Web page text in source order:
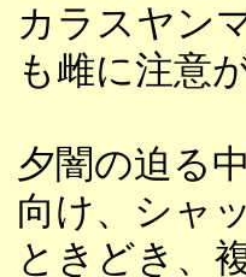
カラスヤン
も雌に注意
夕闇の迫る
向け、シャ
ときどき、